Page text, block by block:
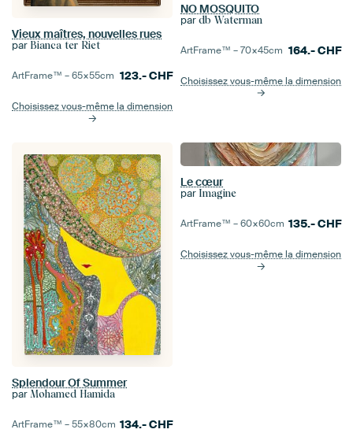
Vieux maîtres, nouvelles rues
par Bianca ter Riet
ArtFrame™ –65×55cm 123.-CHF
Choisissez vous-même la dimension
NO MOSQUITO
par db Waterman
ArtFrame™ –70×45cm 164.-CHF
Choisissez vous-même la dimension
Splendour Of Summer
par Mohamed Hamida
ArtFrame™ –55×80cm 134.-CHF
Le cœur
par Imagine
ArtFrame™ –60×60cm 135.-CHF
Choisissez vous-même la dimension